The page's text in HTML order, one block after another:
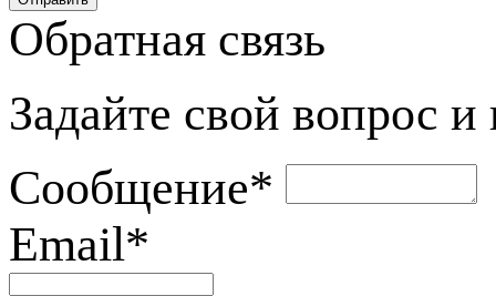
Обратная связь
Задайте свой вопрос
Сообщение*
Email*